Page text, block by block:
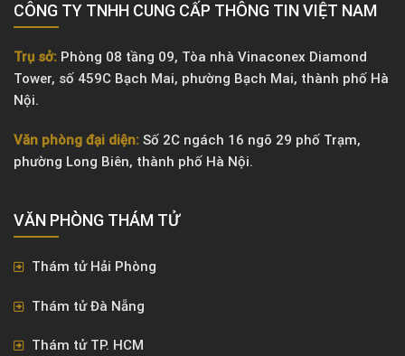
CÔNG TY TNHH CUNG CẤP THÔNG TIN VIỆT NAM
Trụ sở: Phòng 08 tầng 09, Tòa nhà Vinaconex Diamond
Tower, số 459C Bạch Mai, phường Bạch Mai, thành phố Hà
Nội.
Văn phòng đại diện: Số 2C ngách 16 ngõ 29 phố Trạm,
phường Long Biên, thành phố Hà Nội.
VĂN PHÒNG ​THÁM TỬ
Thám tử Hải Phòng
Thám tử Đà Nẵng
Thám tử TP. HCM